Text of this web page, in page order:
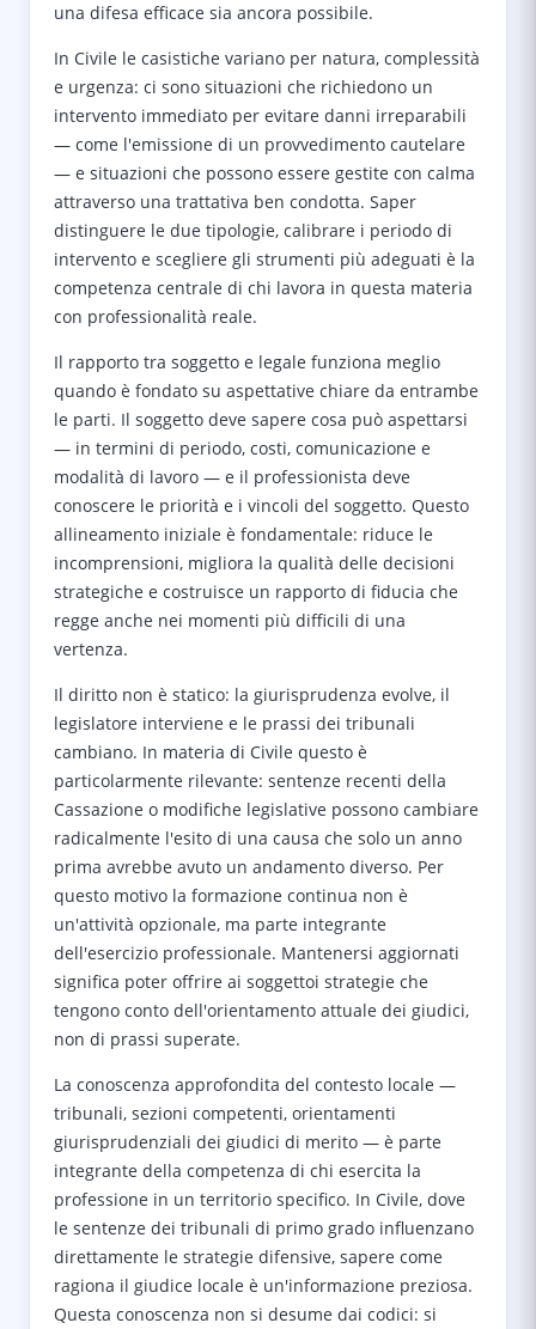
una difesa efficace sia ancora possibile.
In Civile le casistiche variano per natura, complessità
e urgenza: ci sono situazioni che richiedono un
intervento immediato per evitare danni irreparabili
— come l'emissione di un provvedimento cautelare
— e situazioni che possono essere gestite con calma
attraverso una trattativa ben condotta. Saper
distinguere le due tipologie, calibrare i periodo di
intervento e scegliere gli strumenti più adeguati è la
competenza centrale di chi lavora in questa materia
con professionalità reale.
Il rapporto tra soggetto e legale funziona meglio
quando è fondato su aspettative chiare da entrambe
le parti. Il soggetto deve sapere cosa può aspettarsi
— in termini di periodo, costi, comunicazione e
modalità di lavoro — e il professionista deve
conoscere le priorità e i vincoli del soggetto. Questo
allineamento iniziale è fondamentale: riduce le
incomprensioni, migliora la qualità delle decisioni
strategiche e costruisce un rapporto di fiducia che
regge anche nei momenti più difficili di una
vertenza.
Il diritto non è statico: la giurisprudenza evolve, il
legislatore interviene e le prassi dei tribunali
cambiano. In materia di Civile questo è
particolarmente rilevante: sentenze recenti della
Cassazione o modifiche legislative possono cambiare
radicalmente l'esito di una causa che solo un anno
prima avrebbe avuto un andamento diverso. Per
questo motivo la formazione continua non è
un'attività opzionale, ma parte integrante
dell'esercizio professionale. Mantenersi aggiornati
significa poter offrire ai soggettoi strategie che
tengono conto dell'orientamento attuale dei giudici,
non di prassi superate.
La conoscenza approfondita del contesto locale —
tribunali, sezioni competenti, orientamenti
giurisprudenziali dei giudici di merito — è parte
integrante della competenza di chi esercita la
professione in un territorio specifico. In Civile, dove
le sentenze dei tribunali di primo grado influenzano
direttamente le strategie difensive, sapere come
ragiona il giudice locale è un'informazione preziosa.
Questa conoscenza non si desume dai codici: si